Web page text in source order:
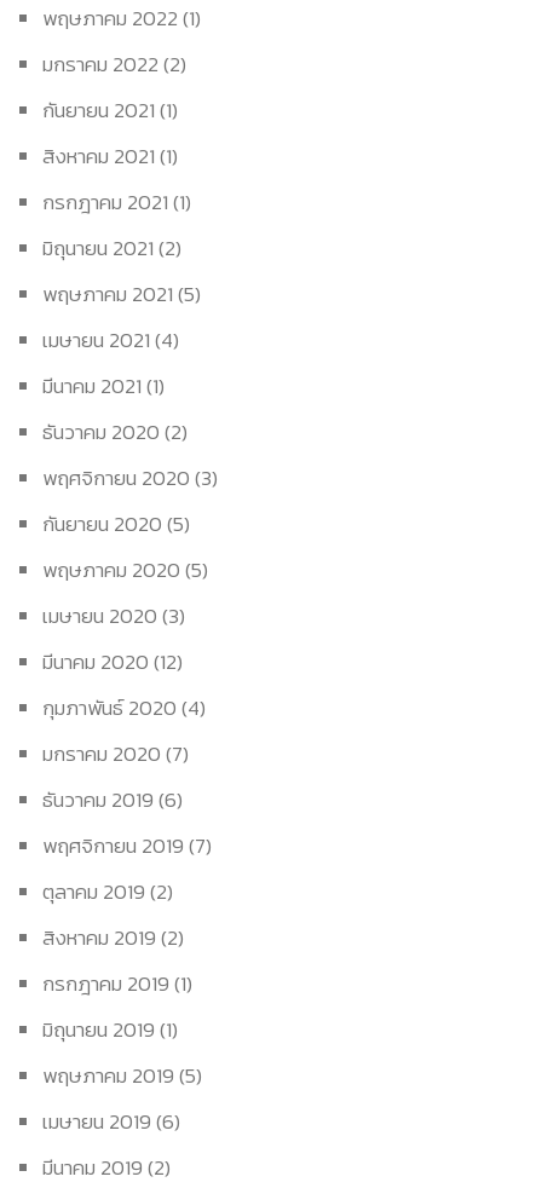
พฤษภาคม 2022(1)
มกราคม 2022(2)
กันยายน 2021(1)
สิงหาคม 2021(1)
กรกฎาคม 2021(1)
มิถุนายน 2021(2)
พฤษภาคม 2021(5)
เมษายน 2021(4)
มีนาคม 2021(1)
ธันวาคม 2020(2)
พฤศจิกายน 2020(3)
กันยายน 2020(5)
พฤษภาคม 2020(5)
เมษายน 2020(3)
มีนาคม 2020(12)
กุมภาพันธ์ 2020(4)
มกราคม 2020(7)
ธันวาคม 2019(6)
พฤศจิกายน 2019(7)
ตุลาคม 2019(2)
สิงหาคม 2019(2)
กรกฎาคม 2019(1)
มิถุนายน 2019(1)
พฤษภาคม 2019(5)
เมษายน 2019(6)
มีนาคม 2019(2)